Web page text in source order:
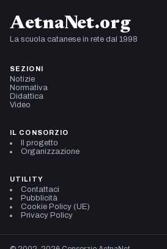
AetnaNet.org
La scuola catanese in rete dal 1998
SEZIONI
Notizie
Normativa
Didattica
Video
IL CONSORZIO
Il progetto
Organizzazione
UTILITY
Contattaci
Pubblicità
Cookie Policy (UE)
Privacy Policy